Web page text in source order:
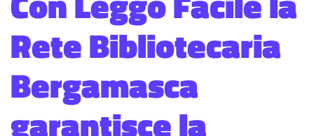
Rete Bibliotecaria
Bergamasca
garantisce la